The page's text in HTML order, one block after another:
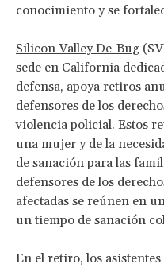
conocimiento y se
Silicon Valley De-Bug
sede en California
defensa, apoya retiros
defensores de los
violencia policial. Estos
una mujer y de la
de sanación para las
defensores de los
afectadas se reúnen en
un tiempo de sanación
En el retiro, los